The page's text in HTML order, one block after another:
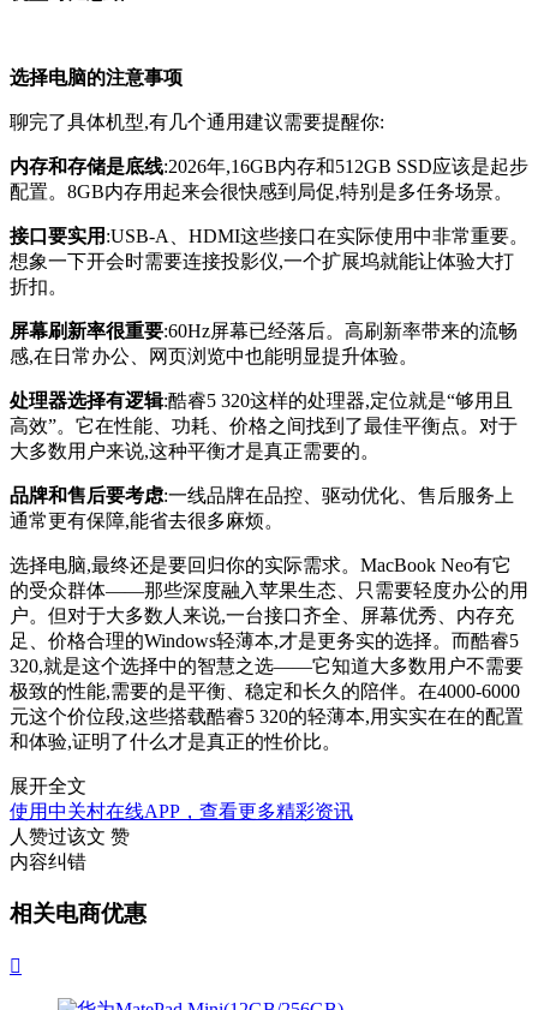
选择电脑的注意事项
聊完了具体机型,有几个通用建议需要提醒你:
内存和存储是底线:2026年,16GB内存和512GB SSD应该是起步
配置。8GB内存用起来会很快感到局促,特别是多任务场景。
接口要实用 :USB-A、HDMI这些接口在实际使用中非常重要。
想象一下开会时需要连接投影仪,一个扩展坞就能让体验大打
折扣。
屏幕刷新率很重要:60Hz屏幕已经落后。高刷新率带来的流畅
感,在日常办公、网页浏览中也能明显提升体验。
处理器选择有逻辑:酷睿5 320这样的处理器,定位就是“够用且
高效”。它在性能、功耗、价格之间找到了最佳平衡点。对于
大多数用户来说,这种平衡才是真正需要的。
品牌和售后要考虑:一线品牌在品控、驱动优化、售后服务上
通常更有保障,能省去很多麻烦。
选择电脑,最终还是要回归你的实际需求。MacBook Neo有它
的受众群体——那些深度融入苹果生态、只需要轻度办公的用
户。但对于大多数人来说,一台接口齐全、屏幕优秀、内存充
足、价格合理的Windows轻薄本,才是更务实的选择。而酷睿5
320,就是这个选择中的智慧之选——它知道大多数用户不需要
极致的性能,需要的是平衡、稳定和长久的陪伴。在4000-6000
元这个价位段,这些搭载酷睿5 320的轻薄本,用实实在在的配置
和体验,证明了什么才是真正的性价比。
展开全文
使用中关村在线APP，查看更多精彩资讯
人赞过该文 赞
内容纠错
相关电商优惠
